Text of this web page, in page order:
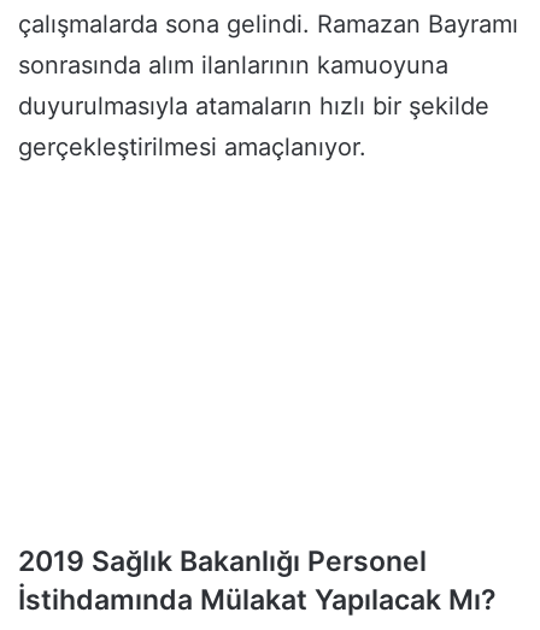
çalışmalarda sona gelindi. Ramazan Bayramı
sonrasında alım ilanlarının kamuoyuna
duyurulmasıyla atamaların hızlı bir şekilde
gerçekleştirilmesi amaçlanıyor.
2019 Sağlık Bakanlığı Personel
İstihdamında Mülakat Yapılacak Mı?